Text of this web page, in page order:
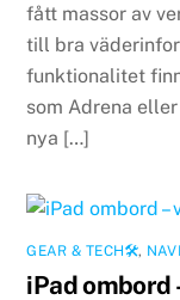
fått massor av
till bra
funktionalitet
som Adrena
nya […]
GEAR & TECH🛠,
iPad ombord